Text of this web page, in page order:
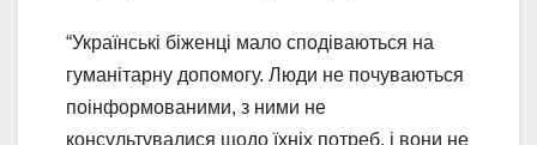
“Українські біженці мало сподіваються на
гуманітарну допомогу. Люди не почуваються
поінформованими, з ними не
консультувалися щодо їхніх потреб, і вони не